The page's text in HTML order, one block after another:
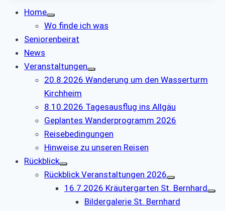
Home
Wo finde ich was
Seniorenbeirat
News
Veranstaltungen
20.8.2026 Wanderung um den Wasserturm
Kirchheim
8.10.2026 Tagesausflug ins Allgäu
Geplantes Wanderprogramm 2026
Reisebedingungen
Hinweise zu unseren Reisen
Rückblick
Rückblick Veranstaltungen 2026
16.7.2026 Kräutergarten St. Bernhard
Bildergalerie St. Bernhard